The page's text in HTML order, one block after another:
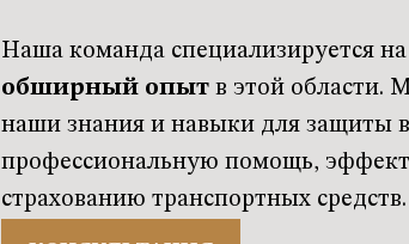
Наша команда специализируется
обширный опыт в этой области.
наши знания и навыки для защиты
профессиональную помощь,
страхованию транспортных средств.